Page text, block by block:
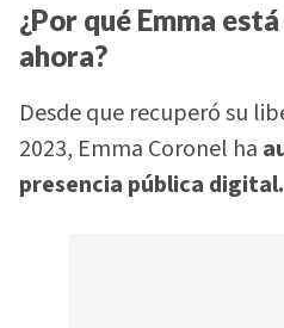
¿Por qué Emma
ahora?
Desde que recuperó su
2023, Emma Coronel ha
presencia pública digital.